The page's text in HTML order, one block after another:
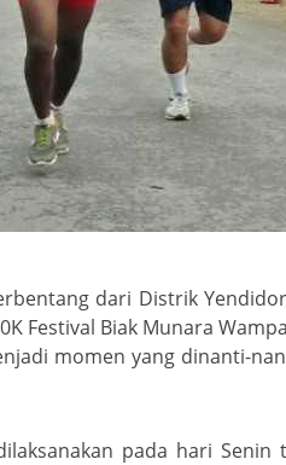
dari Distrik
Festival Biak Munara
momen yang dinanti-
pada hari